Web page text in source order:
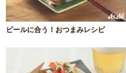
ビールに合う！おつまみレシピ